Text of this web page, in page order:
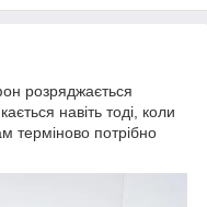
розряджається
навіть тоді, коли
терміново потрібно